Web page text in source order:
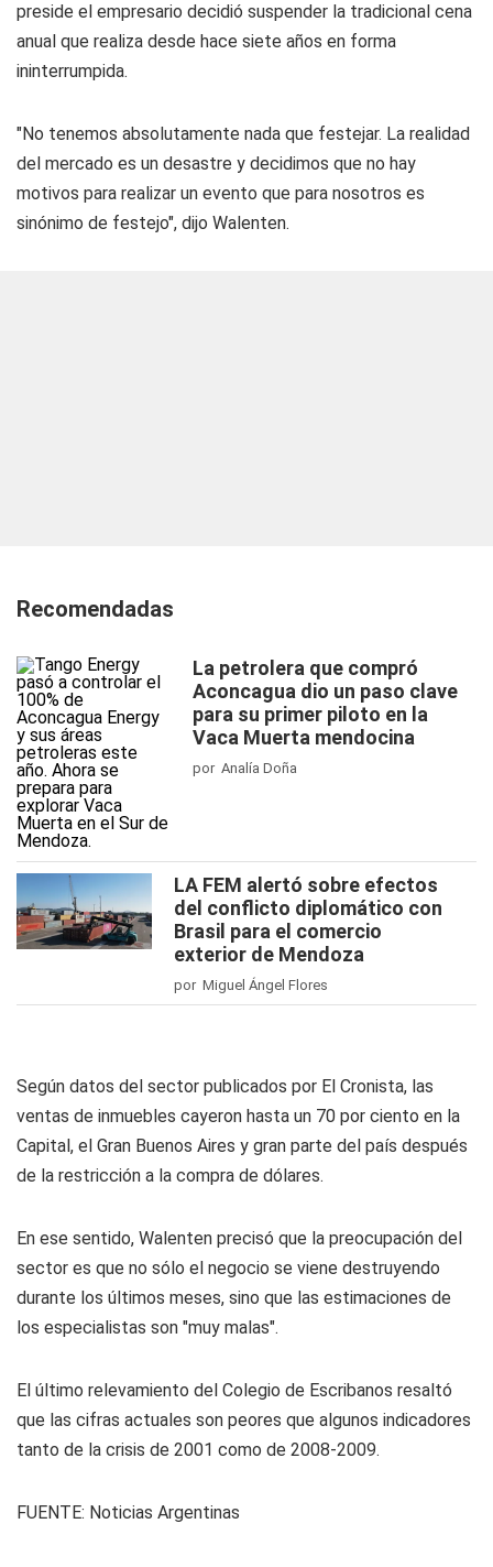
preside el empresario decidió suspender la tradicional cena
anual que realiza desde hace siete años en forma
ininterrumpida.
"No tenemos absolutamente nada que festejar. La realidad
del mercado es un desastre y decidimos que no hay
motivos para realizar un evento que para nosotros es
sinónimo de festejo", dijo Walenten.
Recomendadas
La petrolera que compró
Aconcagua dio un paso clave
para su primer piloto en la
Vaca Muerta mendocina
por Analía Doña
LA FEM alertó sobre efectos
del conflicto diplomático con
Brasil para el comercio
exterior de Mendoza
por Miguel Ángel Flores
Según datos del sector publicados por El Cronista, las
ventas de inmuebles cayeron hasta un 70 por ciento en la
Capital, el Gran Buenos Aires y gran parte del país después
de la restricción a la compra de dólares.
En ese sentido, Walenten precisó que la preocupación del
sector es que no sólo el negocio se viene destruyendo
durante los últimos meses, sino que las estimaciones de
los especialistas son "muy malas".
El último relevamiento del Colegio de Escribanos resaltó
que las cifras actuales son peores que algunos indicadores
tanto de la crisis de 2001 como de 2008-2009.
FUENTE: Noticias Argentinas